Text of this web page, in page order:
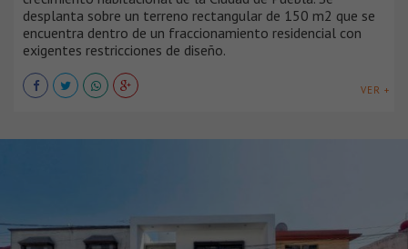
desplanta sobre un terreno rectangular de 150 m2 que se
encuentra dentro de un fraccionamiento residencial con
exigentes restricciones de diseño.
VER +